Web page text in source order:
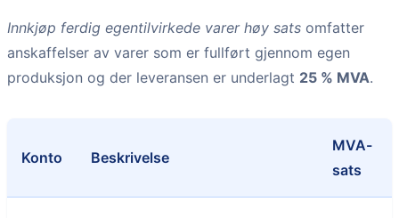
Innkjøp ferdig egentilvirkede varer høy sats omfatter
anskaffelser av varer som er fullført gjennom egen
produksjon og der leveransen er underlagt 25 % MVA.
Konto Beskrivelse
MVA-
sats